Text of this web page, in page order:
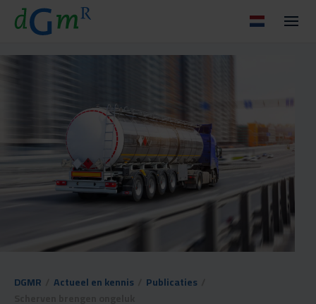
DGMR Actueel en kennis Publicaties